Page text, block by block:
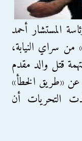
المستشار أحمد
سراي النيابة،
قتل والد مقدم
عن «طريق الخطأ»
التحريات أن